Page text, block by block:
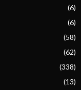
(6)
(6)
(58)
(62)
(338)
(13)